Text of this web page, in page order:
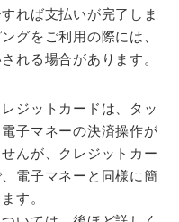
れば支払いが完了しま
グをご利用の際には、
れる場合があります。
ジットカードは、タッ
子マネーの決済操作が
んが、クレジットカー
電子マネーと同様に簡
す。